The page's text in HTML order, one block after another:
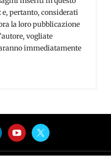
pertanto, considerati
la loro pubblicazione
vogliate
immediatamente
YouTubeTwitter